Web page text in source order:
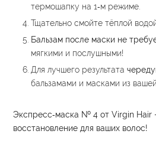
термошапку на 1‑м режиме.
Тщательно смойте тёплой
Бальзам после маски не
мягкими и послушными!
Для лучшего результата
бальзамами и масками из
Экспресс‑маска № 4 от Virgin
восстановление для ваших волос!